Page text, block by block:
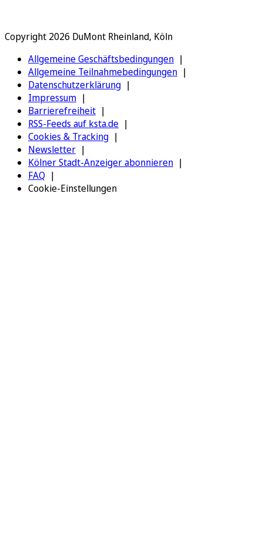
Copyright 2026 DuMont Rheinland, Köln
Allgemeine Geschäftsbedingungen
Allgemeine Teilnahmebedingungen
Datenschutzerklärung
Impressum
Barrierefreiheit
RSS-Feeds auf ksta.de
Cookies & Tracking
Newsletter
Kölner Stadt-Anzeiger abonnieren
FAQ
Cookie-Einstellungen